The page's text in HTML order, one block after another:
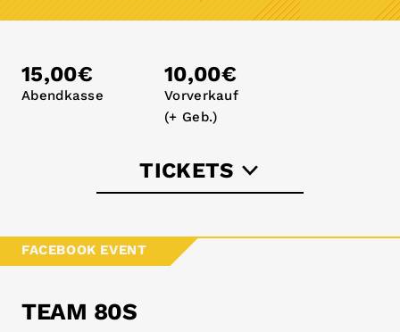
15,00€
Abendkasse
10,00€
Vorverkauf
(+ Geb.)
TICKETS
FACEBOOK EVENT
TEAM 80S